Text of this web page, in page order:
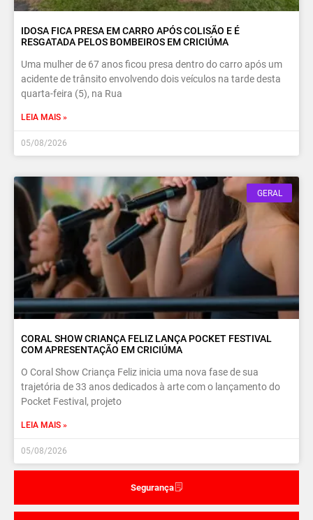
Segurança
IDOSA FICA PRESA EM CARRO APÓS COLISÃO E É
RESGATADA PELOS BOMBEIROS EM CRICIÚMA
Uma mulher de 67 anos ficou presa dentro do carro após um
acidente de trânsito envolvendo dois veículos na tarde desta
quarta-feira (5), na Rua
LEIA MAIS »
05/08/2026
GERAL
CORAL SHOW CRIANÇA FELIZ LANÇA POCKET FESTIVAL
COM APRESENTAÇÃO EM CRICIÚMA
O Coral Show Criança Feliz inicia uma nova fase de sua
trajetória de 33 anos dedicados à arte com o lançamento do
Pocket Festival, projeto
LEIA MAIS »
05/08/2026